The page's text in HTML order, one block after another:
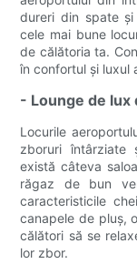
dureri din spate
cele mai bune
de călătoria ta.
în confortul și luxul
- Lounge de lux
Locurile
zboruri întârziate
există câteva
răgaz de bun
caracteristicile
canapele de pluș,
călători să se
lor zbor.